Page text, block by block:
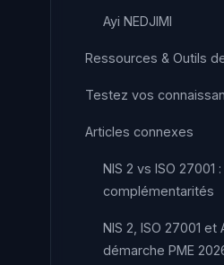
Ayi NEDJIMI
Ressources & Outils
Testez vos
Articles connexes
NIS 2 vs ISO
complémentarités
NIS 2, ISO 27001 et
démarche PME